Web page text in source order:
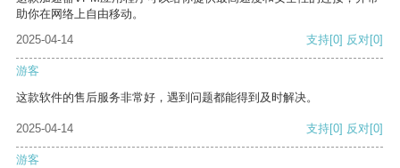
助你在网络上自由移动。
2025-04-14
支持[0] 反对[0]
游客
这款软件的售后服务非常好，遇到问题都能得到及时解决。
2025-04-14 支持[0] 反对[0]
游客